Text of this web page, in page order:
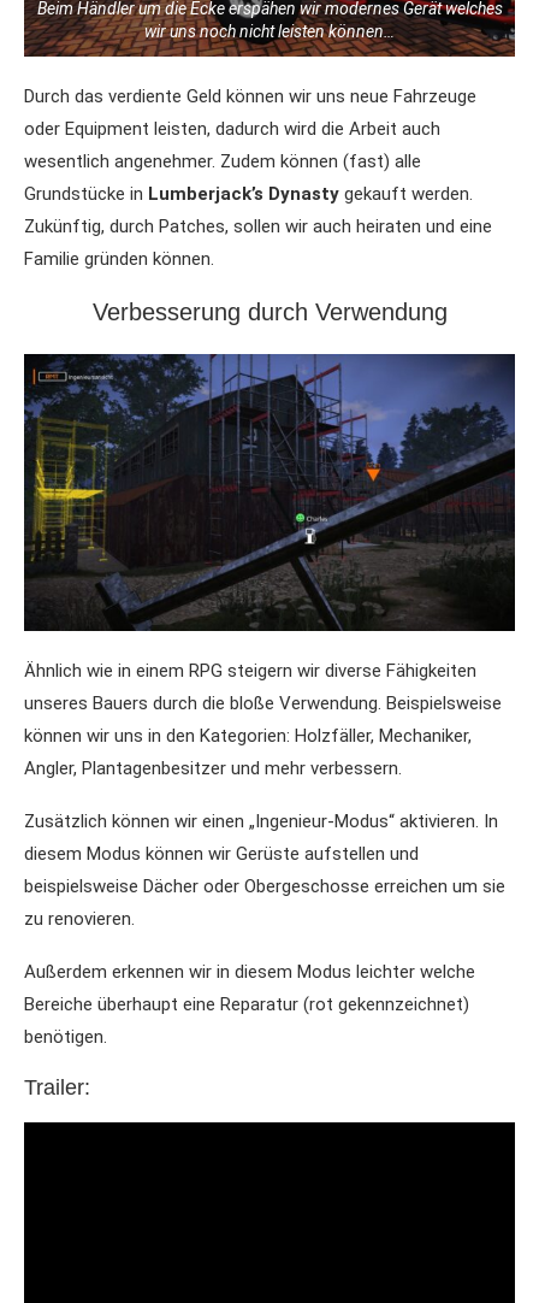
Beim Händler um die Ecke erspähen wir modernes Gerät welches
wir uns noch nicht leisten können…
Durch das verdiente Geld können wir uns neue Fahrzeuge
oder Equipment leisten, dadurch wird die Arbeit auch
wesentlich angenehmer. Zudem können (fast) alle
Grundstücke in Lumberjack’s Dynasty gekauft werden.
Zukünftig, durch Patches, sollen wir auch heiraten und eine
Familie gründen können.
Verbesserung durch Verwendung
Ähnlich wie in einem RPG steigern wir diverse Fähigkeiten
unseres Bauers durch die bloße Verwendung. Beispielsweise
können wir uns in den Kategorien: Holzfäller, Mechaniker,
Angler, Plantagenbesitzer und mehr verbessern.
Zusätzlich können wir einen „Ingenieur-Modus“ aktivieren. In
diesem Modus können wir Gerüste aufstellen und
beispielsweise Dächer oder Obergeschosse erreichen um sie
zu renovieren.
Außerdem erkennen wir in diesem Modus leichter welche
Bereiche überhaupt eine Reparatur (rot gekennzeichnet)
benötigen.
Trailer: